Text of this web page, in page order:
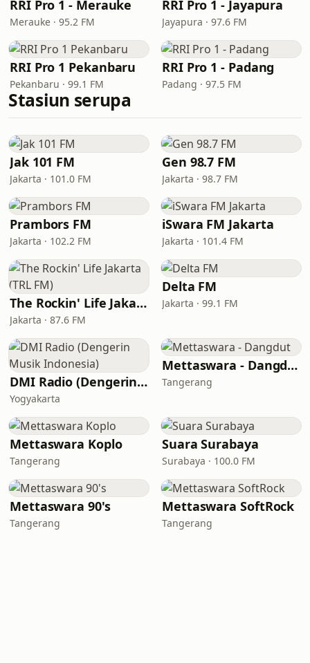
RRI Pro 1 - Merauke
Merauke · 95.2 FM
RRI Pro 1 - Jayapura
Jayapura · 97.6 FM
RRI Pro 1 Pekanbaru
Pekanbaru · 99.1 FM
RRI Pro 1 - Padang
Padang · 97.5 FM
Stasiun serupa
Jak 101 FM
Jakarta · 101.0 FM
Gen 98.7 FM
Jakarta · 98.7 FM
Prambors FM
Jakarta · 102.2 FM
iSwara FM Jakarta
Jakarta · 101.4 FM
The Rockin' Life Jakarta (TRL FM)
Jakarta · 87.6 FM
Delta FM
Jakarta · 99.1 FM
DMI Radio (Dengerin Musik Indonesia)
Yogyakarta
Mettaswara - Dangdut
Tangerang
Mettaswara Koplo
Tangerang
Suara Surabaya
Surabaya · 100.0 FM
Mettaswara 90's
Tangerang
Mettaswara SoftRock
Tangerang